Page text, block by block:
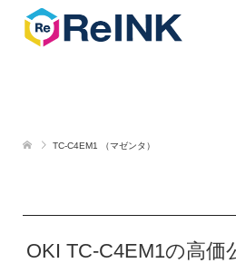
TC-C4EM1 （マゼンタ）
OKI TC-C4EM1の高価